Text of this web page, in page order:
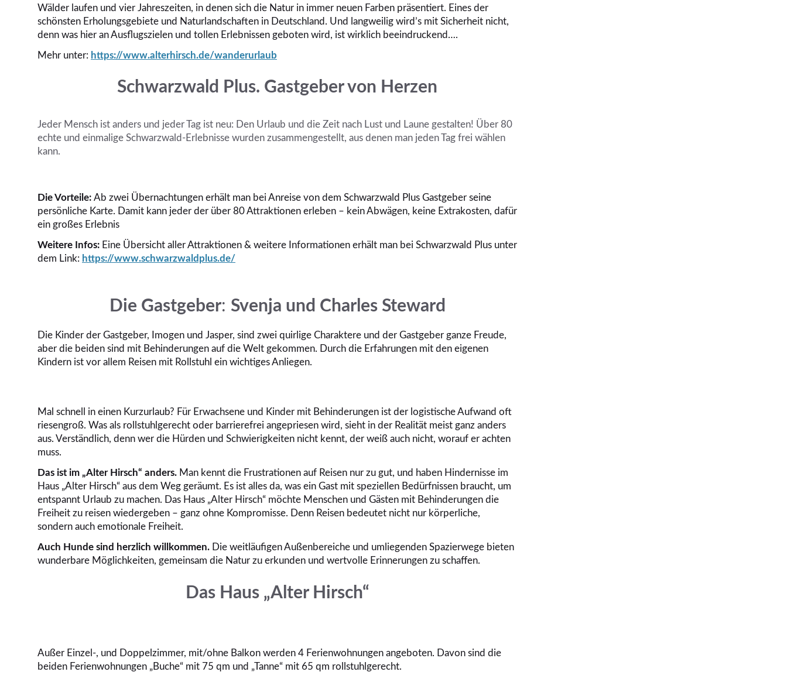
Wälder laufen und vier Jahreszeiten, in denen sich die Natur in immer neuen Farben präsentiert. Eines der
schönsten Erholungsgebiete und Naturlandschaften in Deutschland. Und langweilig wird’s mit Sicherheit nicht,
denn was hier an Ausflugszielen und tollen Erlebnissen geboten wird, ist wirklich beeindruckend….
Mehr unter: https://www.alterhirsch.de/wanderurlaub
Schwarzwald Plus. Gastgeber von Herzen
Jeder Mensch ist anders und jeder Tag ist neu: Den Urlaub und die Zeit nach Lust und Laune gestalten! Über 80
echte und einmalige Schwarzwald-Erlebnisse wurden zusammengestellt, aus denen man jeden Tag frei wählen
kann.
Die Vorteile: Ab zwei Übernachtungen erhält man bei Anreise von dem Schwarzwald Plus Gastgeber seine
persönliche Karte. Damit kann jeder der über 80 Attraktionen erleben – kein Abwägen, keine Extrakosten, dafür
ein großes Erlebnis
Weitere Infos: Eine Übersicht aller Attraktionen & weitere Informationen erhält man bei Schwarzwald Plus unter
dem Link: https://www.schwarzwaldplus.de/
Die Gastgeber: Svenja und Charles Steward
Die Kinder der Gastgeber, Imogen und Jasper, sind zwei quirlige Charaktere und der Gastgeber ganze Freude,
aber die beiden sind mit Behinderungen auf die Welt gekommen. Durch die Erfahrungen mit den eigenen
Kindern ist vor allem Reisen mit Rollstuhl ein wichtiges Anliegen.
Mal schnell in einen Kurzurlaub? Für Erwachsene und Kinder mit Behinderungen ist der logistische Aufwand oft
riesengroß. Was als rollstuhlgerecht oder barrierefrei angepriesen wird, sieht in der Realität meist ganz anders
aus. Verständlich, denn wer die Hürden und Schwierigkeiten nicht kennt, der weiß auch nicht, worauf er achten
muss.
Das ist im „Alter Hirsch“ anders. Man kennt die Frustrationen auf Reisen nur zu gut, und haben Hindernisse im
Haus „Alter Hirsch“ aus dem Weg geräumt. Es ist alles da, was ein Gast mit speziellen Bedürfnissen braucht, um
entspannt Urlaub zu machen. Das Haus „Alter Hirsch“ möchte Menschen und Gästen mit Behinderungen die
Freiheit zu reisen wiedergeben – ganz ohne Kompromisse. Denn Reisen bedeutet nicht nur körperliche,
sondern auch emotionale Freiheit.
Auch Hunde sind herzlich willkommen. Die weitläufigen Außenbereiche und umliegenden Spazierwege bieten
wunderbare Möglichkeiten, gemeinsam die Natur zu erkunden und wertvolle Erinnerungen zu schaffen.
Das Haus „Alter Hirsch“
Außer Einzel-, und Doppelzimmer, mit/ohne Balkon werden 4 Ferienwohnungen angeboten. Davon sind die
beiden Ferienwohnungen „Buche“ mit 75 qm und „Tanne“ mit 65 qm rollstuhlgerecht.